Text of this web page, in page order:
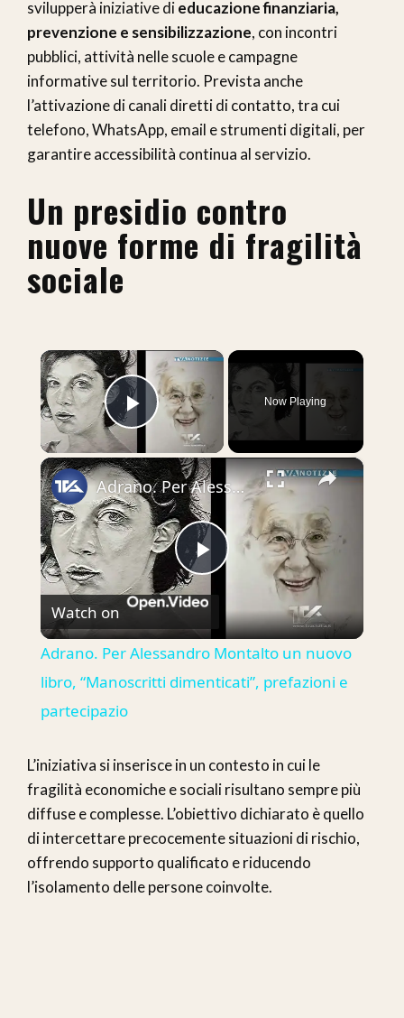
svilupperà iniziative dieducazione finanziaria,
prevenzione e sensibilizzazione, con incontri
pubblici, attività nelle scuole e campagne
informative sul territorio. Prevista anche
l’attivazione di canali diretti di contatto, tra cui
telefono, WhatsApp, email e strumenti digitali, per
garantire accessibilità continua al servizio.
Un presidio contro
nuove forme di fragilità
sociale
×
Play Video
Now Playing
×
Play
Video
Adrano. Per Alessandro Montalto un nuovo libro, “Manoscritti dimenticati”, prefazioni e partecipazio
Watch on
Adrano. Per Alessandro Montalto un nuovo
libro, “Manoscritti dimenticati”, prefazioni e
partecipazio
L’iniziativa si inserisce in un contesto in cui le
fragilità economiche e sociali risultano sempre più
diffuse e complesse. L’obiettivo dichiarato è quello
di intercettare precocemente situazioni di rischio,
offrendo supporto qualificato e riducendo
l’isolamento delle persone coinvolte.